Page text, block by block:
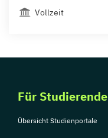
Vollzeit
Für Studierende
Übersicht Studienportale